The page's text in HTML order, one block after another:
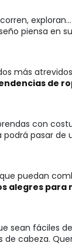
piensa en
más
de
con
pasar
puedan
alegres para
fáciles
cabeza.